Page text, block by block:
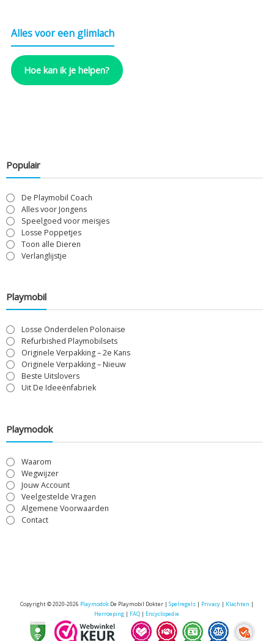
Alles voor een glimlach
Hoe kan ik je helpen?
Populair
De Playmobil Coach
Alles voor Jongens
Speelgoed voor meisjes
Losse Poppetjes
Toon alle Dieren
Verlanglijstje
Playmobil
Losse Onderdelen Polonaise
Refurbished Playmobilsets
Originele Verpakking – 2e Kans
Originele Verpakking – Nieuw
Beste Uitslovers
Uit De Ideeënfabriek
Playmodok
Waarom
Wegwijzer
Jouw Account
Veelgestelde Vragen
Algemene Voorwaarden
Contact
Copyright © 2020-2026 PlaymodokDe Playmobil Dokter | Spelregels| Privacy | Klachten |
Herroeping | FAQ | Encyclopedie